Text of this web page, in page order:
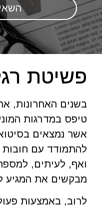
פשיטת
בשנים האחרונות,
טיפס במדרגות
אשר נמצאים
להתמודד עם חובות
ואף, לעיתים,
מבקשים את המגיע
לרוב, באמצעות